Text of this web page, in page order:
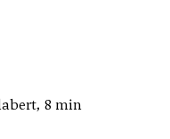
8 min